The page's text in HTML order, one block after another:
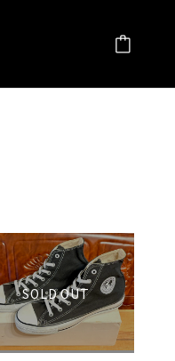
SOLD OUT